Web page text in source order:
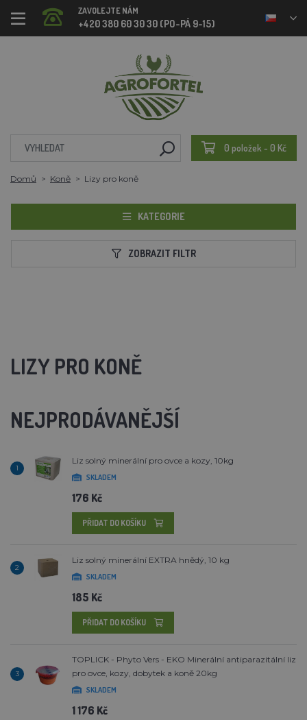
ZAVOLEJTE NÁM
+420 380 60 30 30 (PO-PÁ 9-15)
0 položek - 0 Kč
Domů Koně Lizy pro koně
KATEGORIE
ZOBRAZIT FILTR
LIZY PRO KONĚ
NEJPRODÁVANĚJŠÍ
1
Liz solný minerální pro ovce a kozy, 10kg
SKLADEM
176 Kč
PŘIDAT DO KOŠÍKU
2
Liz solný minerální EXTRA hnědý, 10 kg
SKLADEM
185 Kč
PŘIDAT DO KOŠÍKU
3
TOPLICK - Phyto Vers - EKO Minerální antiparazitální liz
pro ovce, kozy, dobytek a koně 20kg
SKLADEM
1 176 Kč